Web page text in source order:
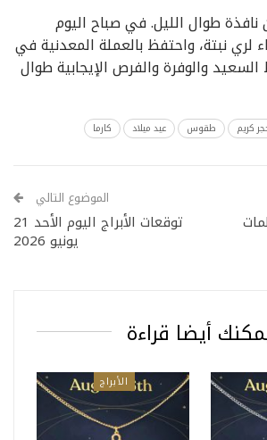
نافذة طوال الليل. في صباح اليوم
لري نبتة، واحتفظ بالعملة المعدنية في
والوفرة والفرص الإيجابية طوال
كريم طقوس عيد ميلاد كارما
الموضوع التالي
توقعات الأبراج اليوم الأحد 21
يونيو 2026
أيضا قراءة
الأبراج